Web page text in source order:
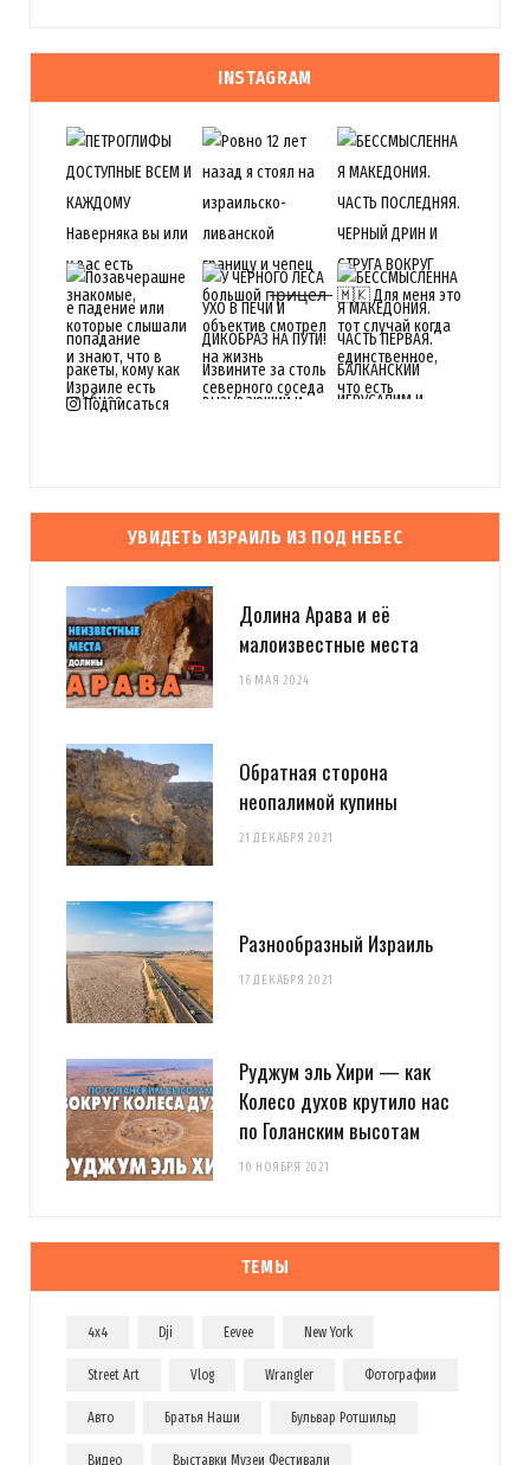
INSTAGRAM
Подписаться
УВИДЕТЬ ИЗРАИЛЬ ИЗ ПОД НЕБЕС
Долина Арава и её
малоизвестные места
16 МАЯ 2024
Обратная сторона
неопалимой купины
21 ДЕКАБРЯ 2021
Разнообразный Израиль
17 ДЕКАБРЯ 2021
Руджум эль Хири — как
Колесо духов крутило нас
по Голанским высотам
10 НОЯБРЯ 2021
ТЕМЫ
4x4 Dji Eevee New York
Street Art Vlog Wrangler Фотографии
Авто Братья Наши Бульвар Ротшильд
Видео Выставки Музеи Фестивали